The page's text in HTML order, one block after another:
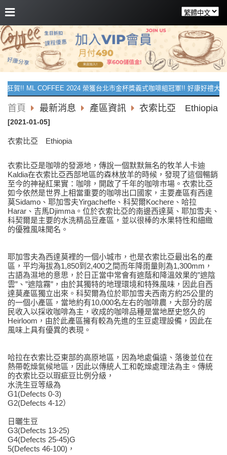
狂賀!! ML COFFEE 2024 榮獲台北市金杯獎義式咖啡組冠軍!! 好康好禮大
首頁 最新消息 產區資訊 衣索比亞 Ethiopia
[2021-01-05]
衣索比亞 Ethiopia
衣索比亞是咖啡的發源地，傳說一個默默無名的牧羊人卡迪
Kaldia在衣索比亞西部地區的森林放羊的時候，發現了這個暢銷
至今的神祕紅果實：咖啡，開啟了千年的咖啡市場。衣索比亞
如今依然是世界上相當重要的咖啡出口國家，主要產區有西達
莫Sidamo、耶加雪夫Yirgacheffe、科契爾Kochere、哈拉
Harar、吉馬Djimma。位於衣索比亞的南邊西達莫、耶加雪夫、
科契爾是主要的水洗精品豆產區，並以很棒的水果特性和細緻
的優雅風味聞名。
耶加雪夫為西達莫裡的一個小城市，也是衣索比亞最出名的產
區，平均海拔為1,850到2,400之間而年降雨量則為1,300mm，
古語為濕地的意思，於日正當中常會有遮蔭和降溫效果的”遮陰
雲”、”遮陰霧”，由於其獨特的地理環境和特殊風味，因此自西
達莫產區獨立出來。科契爾為位於耶加雪夫西南方約25公里的
的一個小產區，當地約有10,000名左右的咖啡農，大部分的居
民收入以採收咖啡為主，收成的咖啡品種是當地歷史悠久的
Heirloom，由於此產區擁有較為先進的生豆處理設備，因此在
風味上具有優異的表現。
哈拉在衣索比亞東部的高原地區，因為地處偏遠、落後並位在
熱帶乾燥氣候地區，因此以傳統人工和乾燥處理法為主。傳統
的衣索比亞以瑕疵豆比例分級，
水洗生豆等級為
G1(Defects 0-3)
G2(Defects 4-12）
日曬生豆
G3(Defects 13-25)
G4(Defects 25-45)G
5(Defects 46-100)，